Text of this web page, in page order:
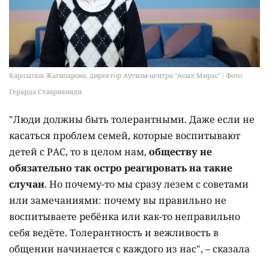
Карлыгаш Жагипарова, директор Аутизм-центра "Асыл Мирас" / Фото
Герарда Ставрианиди
"Люди должны быть толерантными. Даже если не
касаться проблем семей, которые воспитывают
детей с РАС, то в целом нам, обществу не
обязательно так остро реагировать на такие
случаи. Но почему-то мы сразу лезем с советами
или замечаниями: почему вы правильно не
воспитываете ребёнка или как-то неправильно
себя ведёте. Толерантность и вежливость в
общении начинается с каждого из нас", – сказала